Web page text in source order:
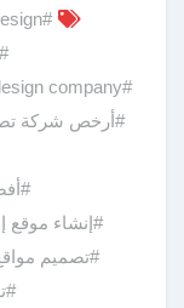
#professional web design
#SEO optimized website
#web design company
#أرخص شركة
#إنشاء موقع
#تصميم